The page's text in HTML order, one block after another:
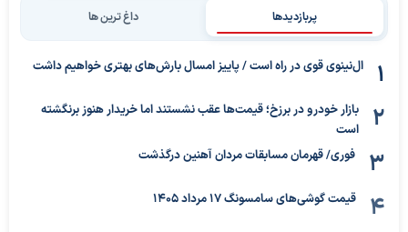
پربازدیدها داغ ترین ها
ال‌نینوی قوی در راه است / پاییز امسال بارش‌های بهتری خواهیم داشت
بازار خودرو در برزخ؛ قیمت‌ها عقب نشستند اما خریدار هنوز برنگشته
است
فوری/ قهرمان مسابقات مردان آهنین درگذشت
قیمت گوشی‌های سامسونگ 17 مرداد 1405